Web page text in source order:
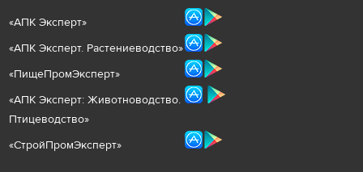
«АПК Эксперт»
«АПК Эксперт. Растениеводство»
«ПищеПромЭксперт»
«АПК Эксперт: Животноводство.
Птицеводство»
«СтройПромЭксперт»